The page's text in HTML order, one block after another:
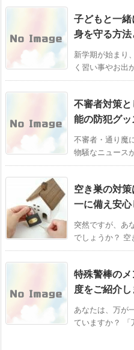
子どもと一
身を守る方法
新学期が始まり
く習い事やお出
不審者対策
能の防犯グッ
不審者・通り魔
物騒なニュース
空き巣の対
一に備え安
突然ですが、あ
でしょうか？
特殊警棒の
度をご紹介し
あなたは、万が
ていますか？ 「